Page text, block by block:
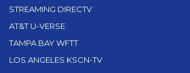
STREAMING DIRECTV
AT&T U-VERSE
TAMPA BAY WFTT
LOS ANGELES KSCN-TV